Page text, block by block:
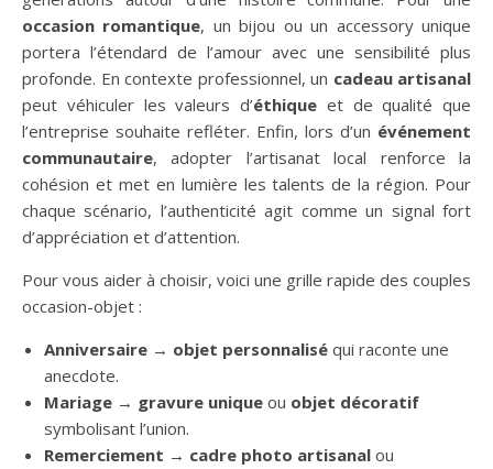
occasion romantique, un bijou ou un accessory unique
portera l’étendard de l’amour avec une sensibilité plus
profonde. En contexte professionnel, un cadeau artisanal
peut véhiculer les valeurs d’éthique et de qualité que
l’entreprise souhaite refléter. Enfin, lors d’un événement
communautaire, adopter l’artisanat local renforce la
cohésion et met en lumière les talents de la région. Pour
chaque scénario, l’authenticité agit comme un signal fort
d’appréciation et d’attention.
Pour vous aider à choisir, voici une grille rapide des couples
occasion-objet :
Anniversaire → objet personnalisé qui raconte une
anecdote.
Mariage → gravure unique ou objet décoratif
symbolisant l’union.
Remerciement → cadre photo artisanal ou